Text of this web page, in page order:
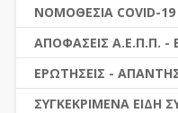
ΔΗΜΟΣΙΕΣ
ΔΗΜΟΤΙΚΟΣ ΚΩΔΙΚΑΣ
ΚΑΛΛΙΚΡΑΤΗΣ
ΝΟΜΟΘΕΣΙΑ -
ΝΟΜΟΘΕΣΙΑ COVID-19
ΝΟΜΟΘΕΣΙΑ -
ΕΡΩΤΗΣΕΙΣ -
ΑΠΟΦΑΣΕΙΣ Α.Ε.Π.Π. -
ΠΡΟΔΙΚΑΣΤΙΚΗ
ΓΕΝΙΚΟΙ ΚΑΝΟΝΕΣ
ΕΡΩΤΗΣΕΙΣ -
Ν. 4782/2021 -
ΣΥΓΚΕΚΡΙΜΕΝΑ ΕΙΔΗ